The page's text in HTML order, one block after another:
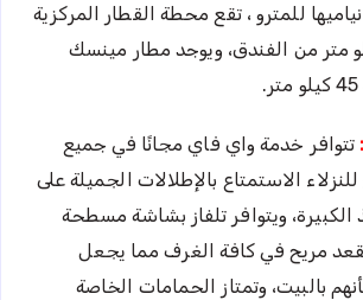
للمترو ، تقع محطة القطار المركزية
3.5 كيلو متر من الفندق، ويوجد مطار مينسك
تتوافر خدمة واي فاي مجانًا في جميع
الاستمتاع بالإطلالات الجميلة على
الكبيرة، ويتوافر تلفاز بشاشة مسطحة
مريح في كافة الغرف مما يجعل
بالبيت، وتمتاز الحمامات الخاصة